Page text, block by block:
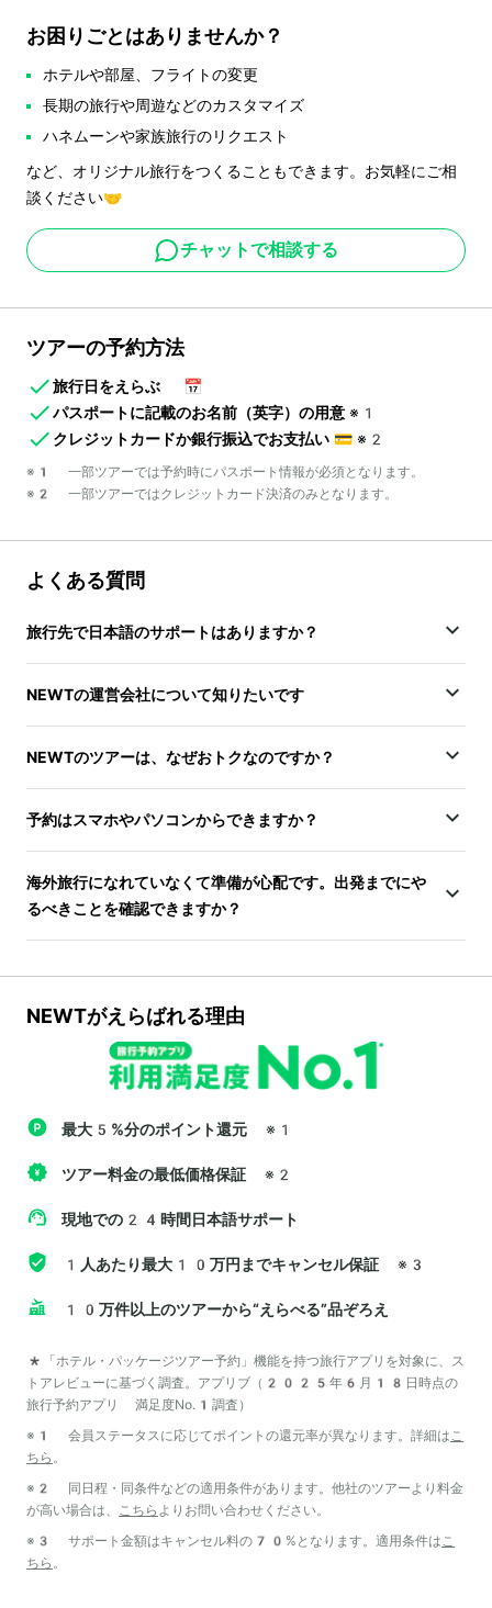
お困りごとはありませんか？
ホテルや部屋、フライトの変更
長期の旅行や周遊などのカスタマイズ
ハネムーンや家族旅行のリクエスト
など、オリジナル旅行をつくることもできます。お気軽にご相
談ください🤝
チャットで相談する
ツアーの予約方法
旅行日をえらぶ
📅
パスポートに記載のお名前（英字）の用意 ※1
クレジットカードか銀行振込でお支払い 💳 ※2
※1 一部ツアーでは予約時にパスポート情報が必須となります。
※2 一部ツアーではクレジットカード決済のみとなります。
よくある質問
旅行先で日本語のサポートはありますか？
NEWTの運営会社について知りたいです
NEWTのツアーは、なぜおトクなのですか？
予約はスマホやパソコンからできますか？
海外旅行になれていなくて準備が心配です。出発までにや
るべきことを確認できますか？
NEWTがえらばれる理由
最大5%分のポイント還元 ※1
ツアー料金の最低価格保証 ※2
現地での24時間日本語サポート
1人あたり最大10万円までキャンセル保証 ※3
10万件以上のツアーから“えらべる”品ぞろえ
*「ホテル・パッケージツアー予約」機能を持つ旅行アプリを対象に、ス
トアレビューに基づく調査。アプリブ（2025年6月18日時点の
旅行予約アプリ 満足度No.1調査）
※1 会員ステータスに応じてポイントの還元率が異なります。詳細は こ
ちら 。
※2 同日程・同条件などの適用条件があります。他社のツアーより料金
が高い場合は、
こちら よりお問い合わせください。
※3 サポート金額はキャンセル料の70%となります。適用条件は こ
ちら 。